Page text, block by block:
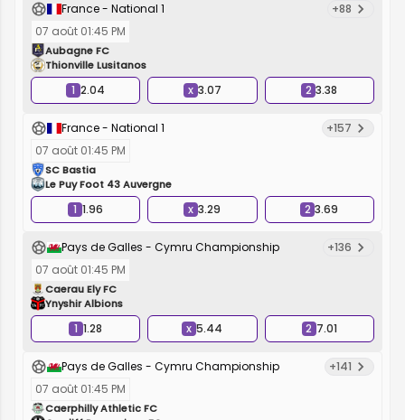
France - National 1
+88
07 août 01:45 PM
Aubagne FC
Thionville Lusitanos
1 2.04 x 3.07 2 3.38
France - National 1
+157
07 août 01:45 PM
SC Bastia
Le Puy Foot 43 Auvergne
1 1.96 x 3.29 2 3.69
Pays de Galles - Cymru Championship
+136
07 août 01:45 PM
Caerau Ely FC
Ynyshir Albions
1 1.28 x 5.44 2 7.01
Pays de Galles - Cymru Championship
+141
07 août 01:45 PM
Caerphilly Athletic FC